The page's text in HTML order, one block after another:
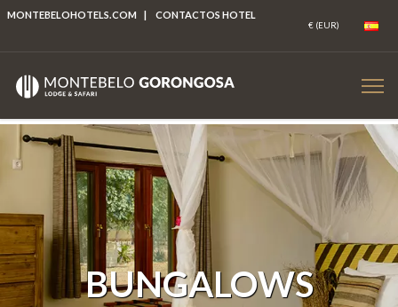
MONTEBELOHOTELS.COM | CONTACTOS HOTEL
BUNGALOWS